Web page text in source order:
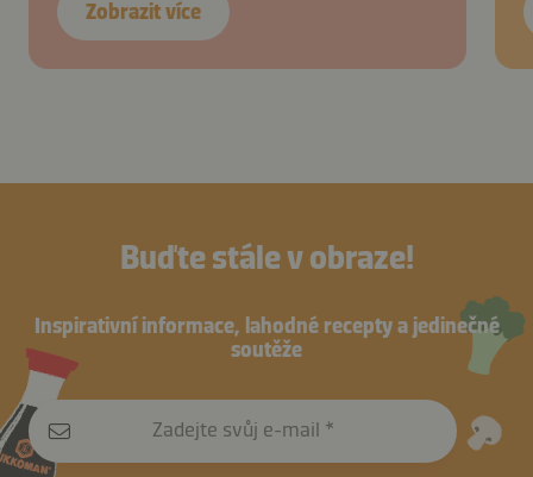
Zobrazit více
Buďte stále v obraze!
Inspirativní informace, lahodné recepty a jedinečné
soutěže
Zadejte svůj e-mail